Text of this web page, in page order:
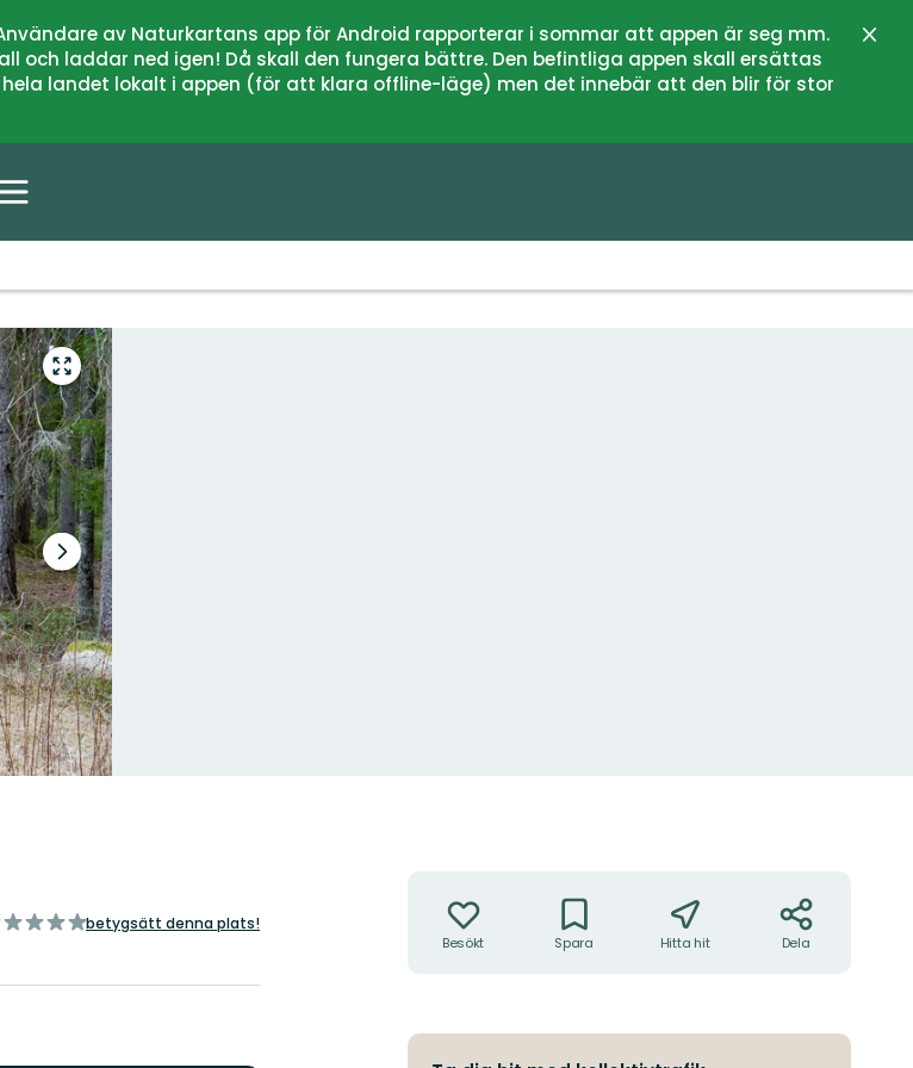
av Naturkartans app för Android rapporterar i sommar att appen är seg mm.
och laddar ned igen! Då skall den fungera bättre. Den befintliga appen skall ersättas
landet lokalt i appen (för att klara offline-läge) men det innebär att den blir för stor
Gå
till
helskärmsläge
Nästa
bildspel
betygsätt denna plats!
Besökt Spara Hitta hit Dela